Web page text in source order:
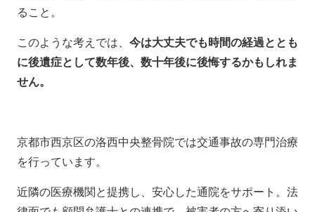
ること。
このような考えでは、 今は大丈夫でも時間の経過ととも
に後遺症として数年後、数十年後に後悔するかもしれま
せん。
京都市西京区の洛西中央整骨院では交通事故の専門治療
を行っています。
近隣の医療機関と提携し、安心した通院をサポート。法